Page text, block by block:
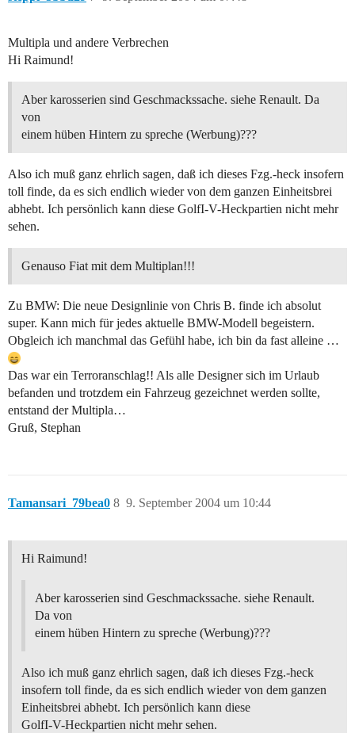
Multipla und andere Verbrechen
Hi Raimund!
Aber karosserien sind Geschmackssache. siehe Renault. Da
von
einem hüben Hintern zu spreche (Werbung)???
Also ich muß ganz ehrlich sagen, daß ich dieses Fzg.-heck insofern
toll finde, da es sich endlich wieder von dem ganzen Einheitsbrei
abhebt. Ich persönlich kann diese GolfI-V-Heckpartien nicht mehr
sehen.
Genauso Fiat mit dem Multiplan!!!
Zu BMW: Die neue Designlinie von Chris B. finde ich absolut
super. Kann mich für jedes aktuelle BMW-Modell begeistern.
Obgleich ich manchmal das Gefühl habe, ich bin da fast alleine …
Das war ein Terroranschlag!! Als alle Designer sich im Urlaub
befanden und trotzdem ein Fahrzeug gezeichnet werden sollte,
entstand der Multipla…
Gruß, Stephan
Tamansari_79bea0 9. September 2004 um 10:44
8
Hi Raimund!
Aber karosserien sind Geschmackssache. siehe Renault.
Da von
einem hüben Hintern zu spreche (Werbung)???
Also ich muß ganz ehrlich sagen, daß ich dieses Fzg.-heck
insofern toll finde, da es sich endlich wieder von dem ganzen
Einheitsbrei abhebt. Ich persönlich kann diese
GolfI-V-Heckpartien nicht mehr sehen.